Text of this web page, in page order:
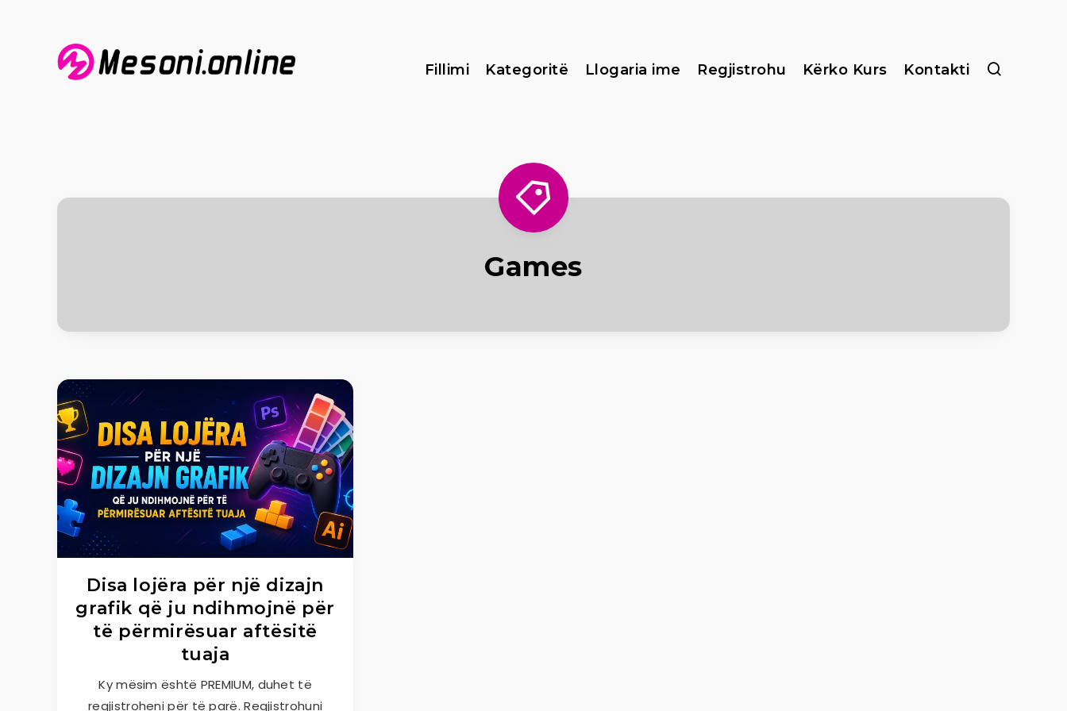
Fillimi Kategoritë Llogaria ime Regjistrohu Kërko Kurs Kontakti
Games
Disa lojëra për një dizajn
grafik që ju ndihmojnë për
të përmirësuar aftësitë
tuaja
Ky mësim është PREMIUM, duhet të
regjistroheni për të parë. Regjistrohuni